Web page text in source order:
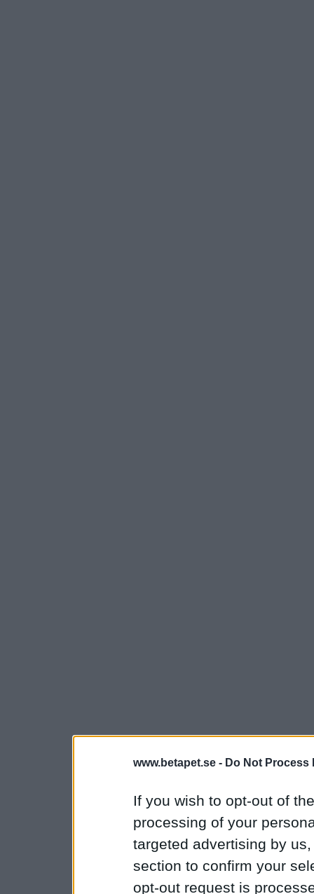
www.betapet.se - Do Not Process
If you wish to opt-out of
processing of your
targeted advertising by
section to confirm your
opt-out request is